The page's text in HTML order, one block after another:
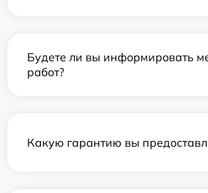
Будете ли вы информировать
работ?
Какую гарантию вы